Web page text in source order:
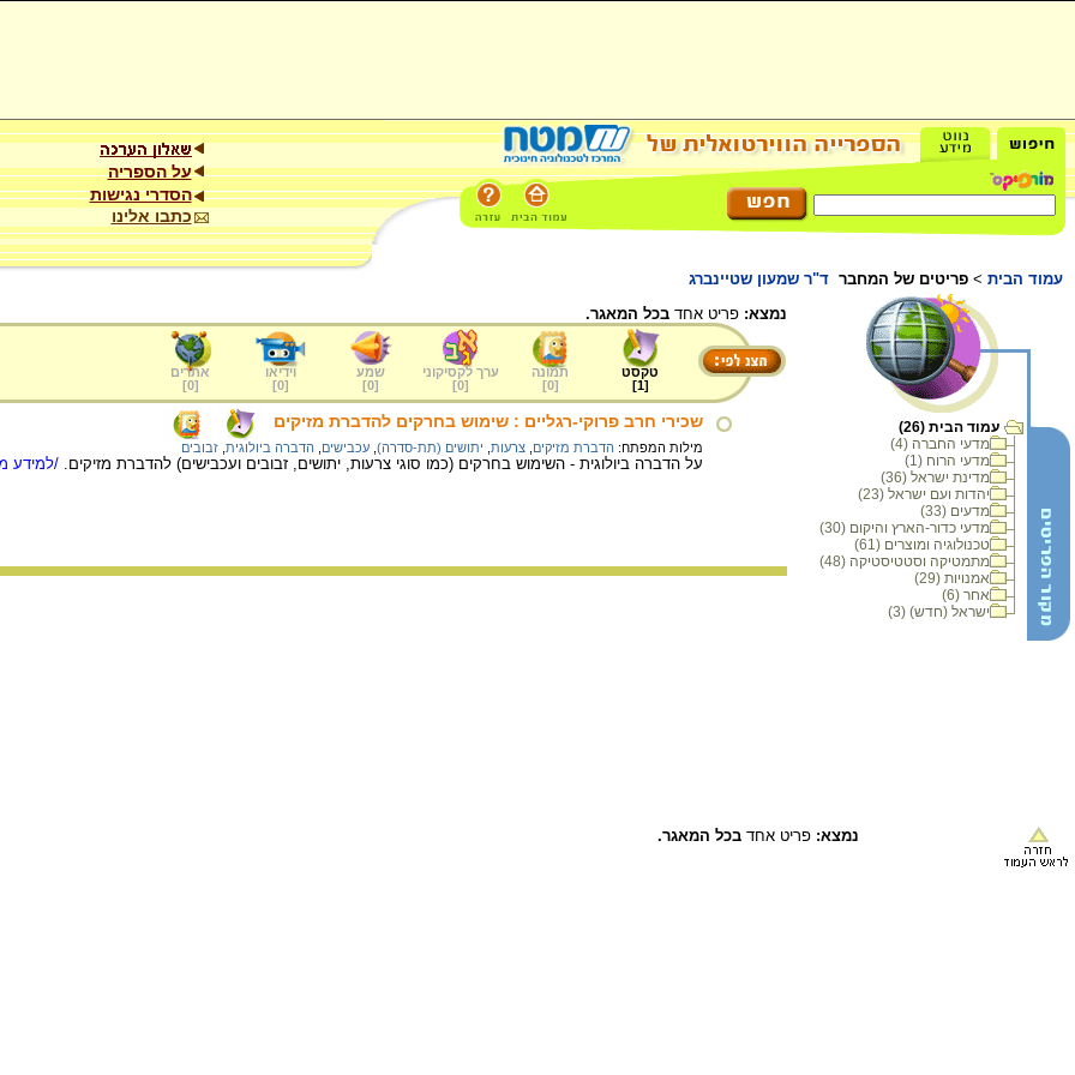
על הספריה
הסדרי נגישות
כתבו אלינו
עמוד הבית > פריטים של המחבר ד"ר שמעון שטיינברג
עמוד הבית (26)
מדעי החברה (4)
מדעי הרוח (1)
מדינת ישראל (36)
יהדות ועם ישראל (23)
מדעים (33)
מדעי כדור-הארץ והיקום (30)
טכנולוגיה ומוצרים (61)
מתמטיקה וסטטיסטיקה (48)
אמנויות (29)
אחר (6)
ישראל (חדש) (3)
נמצא: פריט אחד בכל המאגר.
טקסט
[
1
]
תמונה
[
0
]
ערך לקסיקוני
[
0
]
שמע
[
0
]
וידיאו
[
0
]
אתרים
[
0
]
שכירי חרב פרוקי-רגליים : שימוש בחרקים להדברת מזיקים
מילות המפתח: הדברת מזיקים צרעות יתושים (תת-סדרה) עכבישים הדברה ביולוגית זבובים
על הדברה ביולוגית - השימוש בחרקים (כמו סוגי צרעות, יתושים, זבובים ועכבישים) להדברת מזיקים. /למידע
נמצא: פריט אחד בכל המאגר.